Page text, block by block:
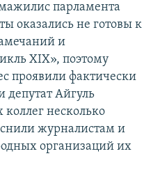
парламента
оказались не готовы к
и
XIX», поэтому
проявили фактически
депутат Айгуль
коллег несколько
журналистам и
организаций их